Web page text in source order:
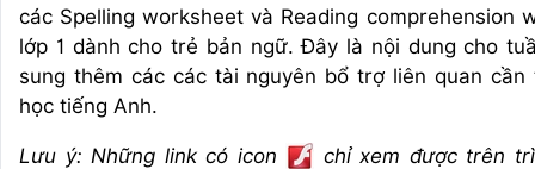
các Spelling worksheet và Reading comprehension
lớp 1 dành cho trẻ bản ngữ. Đây là nội dung cho
sung thêm các các tài nguyên bổ trợ liên quan
học tiếng Anh.
Lưu ý: Những link có icon
chỉ xem được trên